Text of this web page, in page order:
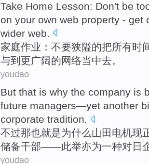
Take Home Lesson: Don't be
on your own web property - get
wider web
家庭作业 ： 不要狭隘的把所有时
与到更广阔的网络当中去。
youdao
But that is why the company is
future managers—yet another
corporate tradition.
不过那也就是为什么山田电机现
储备干部——此举亦为一种对日
youdao